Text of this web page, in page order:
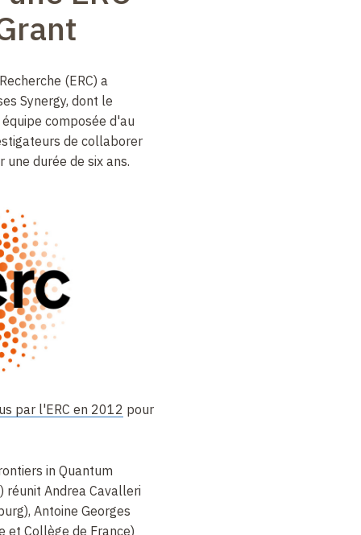
(ERC) a
Synergy, dont le
composée d'au
de collaborer
durée de six ans.
par l'ERC en 2012 pour
in Quantum
réunit Andrea Cavalleri
Antoine Georges
et Collège de France)